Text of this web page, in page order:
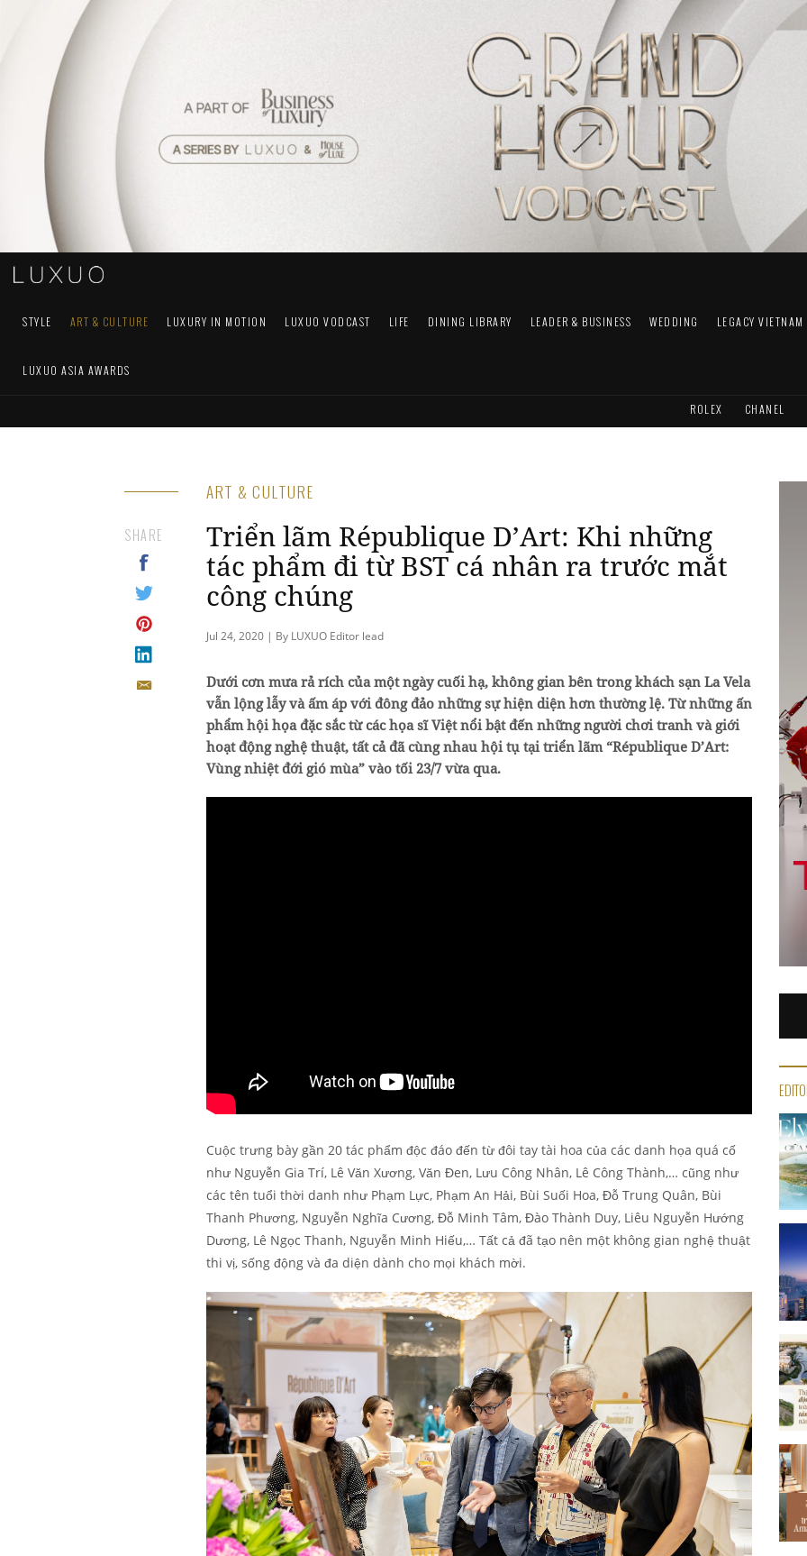
STYLE ART & CULTURE LUXURY IN MOTION LUXUO VODCAST LIFE DINING LIBRARY LEADER & BUSINESS WEDDING LEGACY VIETNAM
LUXUO ASIA AWARDS
ROLEX CHANEL
ART & CULTURE
Triển lãm République D’Art: Khi những
tác phẩm đi từ BST cá nhân ra trước mắt
công chúng
Jul 24, 2020 | By LUXUO Editor lead
SHARE
Dưới cơn mưa rả rích của một ngày cuối hạ, không gian bên trong khách sạn La Vela
vẫn lộng lẫy và ấm áp với đông đảo những sự hiện diện hơn thường lệ. Từ những ấn
phẩm hội họa đặc sắc từ các họa sĩ Việt nổi bật đến những người chơi tranh và giới
hoạt động nghệ thuật, tất cả đã cùng nhau hội tụ tại triển lãm “République D’Art:
Vùng nhiệt đới gió mùa” vào tối 23/7 vừa qua.
Cuộc trưng bày gần 20 tác phẩm độc đáo đến từ đôi tay tài hoa của các danh họa quá cố
như Nguyễn Gia Trí, Lê Văn Xương, Văn Đen, Lưu Công Nhân, Lê Công Thành,… cũng như
các tên tuổi thời danh như Phạm Lực, Phạm An Hải, Bùi Suối Hoa, Đỗ Trung Quân, Bùi
Thanh Phương, Nguyễn Nghĩa Cương, Đỗ Minh Tâm, Đào Thành Duy, Liêu Nguyễn Hướng
Dương, Lê Ngọc Thanh, Nguyễn Minh Hiếu,… Tất cả đã tạo nên một không gian nghệ thuật
thi vị, sống động và đa diện dành cho mọi khách mời.